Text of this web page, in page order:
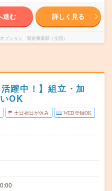
進む 詳しく見る
プション 製造事業部（全国）
躍中！】組立・加
OK
土日祝日が休み WEB登録OK